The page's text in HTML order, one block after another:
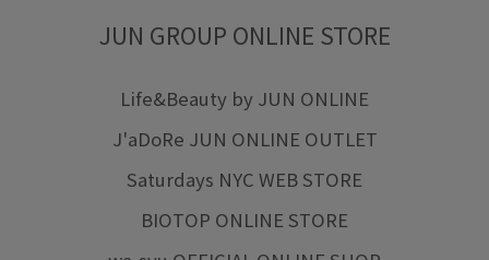
JUN GROUP ONLINE STORE
Life&Beauty by JUN ONLINE
J'aDoRe JUN ONLINE OUTLET
Saturdays NYC WEB STORE
BIOTOP ONLINE STORE